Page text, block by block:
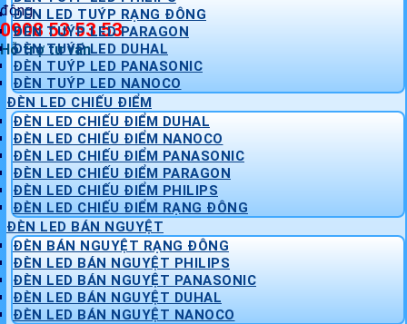
0908 53 53 53
Hỗ trợ tư vấn
ĐÈN LED TUÝP RẠNG ĐÔNG
ĐÈN TUÝP LED PARAGON
ĐÈN TUÝP LED DUHAL
ĐÈN TUÝP LED PANASONIC
ĐÈN TUÝP LED NANOCO
ĐÈN LED CHIẾU ĐIỂM
ĐÈN LED CHIẾU ĐIỂM DUHAL
ĐÈN LED CHIẾU ĐIỂM NANOCO
ĐÈN LED CHIẾU ĐIỂM PANASONIC
ĐÈN LED CHIẾU ĐIỂM PARAGON
ĐÈN LED CHIẾU ĐIỂM PHILIPS
ĐÈN LED CHIẾU ĐIỂM RẠNG ĐÔNG
ĐÈN LED BÁN NGUYỆT
ĐÈN BÁN NGUYỆT RẠNG ĐÔNG
ĐÈN LED BÁN NGUYỆT PHILIPS
ĐÈN LED BÁN NGUYỆT PANASONIC
ĐÈN LED BÁN NGUYỆT DUHAL
ĐÈN LED BÁN NGUYỆT NANOCO